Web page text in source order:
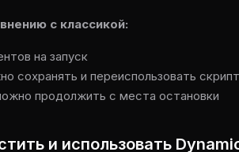
с классикой:
на запуск
сохранять и переиспользовать
продолжить с места остановки
и использовать